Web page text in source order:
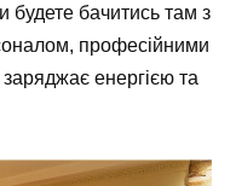
будете бачитись там з
професійними
енергією та